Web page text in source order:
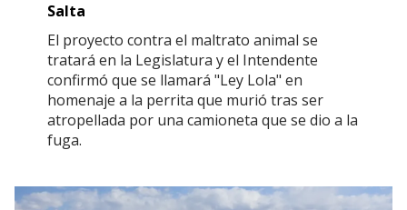
Salta
El proyecto contra el maltrato animal se
tratará en la Legislatura y el Intendente
confirmó que se llamará "Ley Lola" en
homenaje a la perrita que murió tras ser
atropellada por una camioneta que se dio a la
fuga.